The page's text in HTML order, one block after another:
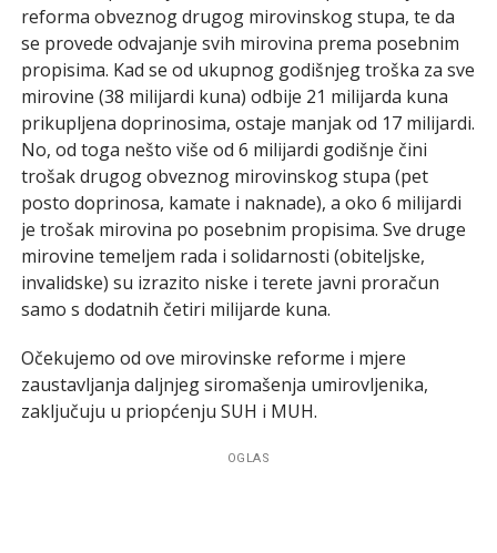
reforma obveznog drugog mirovinskog stupa, te da
se provede odvajanje svih mirovina prema posebnim
propisima. Kad se od ukupnog godišnjeg troška za sve
mirovine (38 milijardi kuna) odbije 21 milijarda kuna
prikupljena doprinosima, ostaje manjak od 17 milijardi.
No, od toga nešto više od 6 milijardi godišnje čini
trošak drugog obveznog mirovinskog stupa (pet
posto doprinosa, kamate i naknade), a oko 6 milijardi
je trošak mirovina po posebnim propisima. Sve druge
mirovine temeljem rada i solidarnosti (obiteljske,
invalidske) su izrazito niske i terete javni proračun
samo s dodatnih četiri milijarde kuna.
Očekujemo od ove mirovinske reforme i mjere
zaustavljanja daljnjeg siromašenja umirovljenika,
zaključuju u priopćenju SUH i MUH.
OGLAS